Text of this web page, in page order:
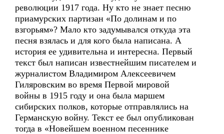
революции 1917 года. Ну кто не знает песню
приамурских партизан «По долинам и по
взгорьям»? Мало кто задумывался откуда эта
песня взялась и для кого была написана. А
история ее удивительна и интересна. Первый
текст был написан известнейшим писателем и
журналистом Владимиром Алексеевичем
Гиляровским во время Первой мировой
войны в 1915 году и она была маршем
сибирских полков, которые отправлялись на
Германскую войну. Текст ее был опубликован
тогда в «Новейшем военном песеннике